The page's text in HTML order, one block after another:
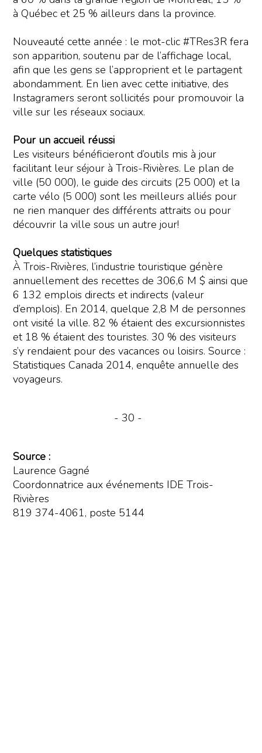
à Québec et 25 % ailleurs dans la province.
Nouveauté cette année : le mot-clic #TRes3R fera
son apparition, soutenu par de l’affichage local,
afin que les gens se l’approprient et le partagent
abondamment. En lien avec cette initiative, des
Instagramers seront sollicités pour promouvoir la
ville sur les réseaux sociaux.
Pour un accueil réussi
Les visiteurs bénéficieront d’outils mis à jour
facilitant leur séjour à Trois-Rivières. Le plan de
ville (50 000), le guide des circuits (25 000) et la
carte vélo (5 000) sont les meilleurs alliés pour
ne rien manquer des différents attraits ou pour
découvrir la ville sous un autre jour!
Quelques statistiques
À Trois-Rivières, l’industrie touristique génère
annuellement des recettes de 306,6 M $ ainsi que
6 132 emplois directs et indirects (valeur
d’emplois). En 2014, quelque 2,8 M de personnes
ont visité la ville. 82 % étaient des excursionnistes
et 18 % étaient des touristes. 30 % des visiteurs
s’y rendaient pour des vacances ou loisirs. Source :
Statistiques Canada 2014, enquête annuelle des
voyageurs.
- 30 -
Source :
Laurence Gagné
Coordonnatrice aux événements IDE Trois-
Rivières
819 374-4061, poste 5144